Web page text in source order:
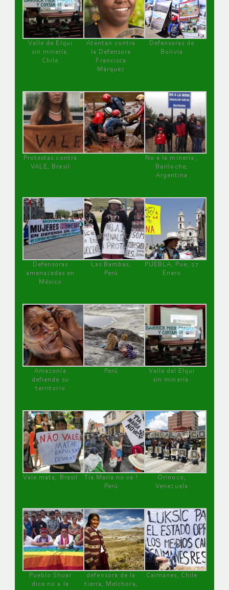
Valle de Elqui
sin minería.
Chile
Atentan contra
la Defensora
Francisca
Márquez
Defensoras de
Bolivia
Protestas contra
VALE, Brasil
No a la minería ,
Bariloche,
Argentina
Defensoras
amenazadas en
México
Las Bambas,
Perú
PUEBLA, Pue, 27
Enero
Amazonía
defiende su
territorio
Perú
Valle del Elqui
sin minería.
Vale mata, Brasil
Tía María no va !
Perú
Orinoco,
Venezuela
Pueblo Shuar
dice no a la
defensora de la
tierra, Melchora,
Caimanes, Chile